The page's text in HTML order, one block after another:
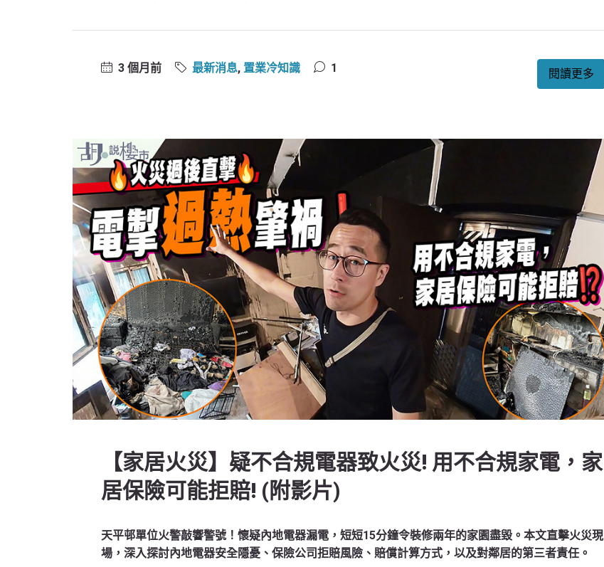
3 個月前 最新消息, 置業冷知識 1 閱讀更多
【家居火災】疑不合規電器致火災! 用不合規家電，家
居保險可能拒賠! (附影片)
天平邨單位火警敲響警號！懷疑內地電器漏電，短短15分鐘令裝修兩年的家園盡毀。本文直擊火災現
場，深入探討內地電器安全隱憂、保險公司拒賠風險、賠償計算方式，以及對鄰居的第三者責任。